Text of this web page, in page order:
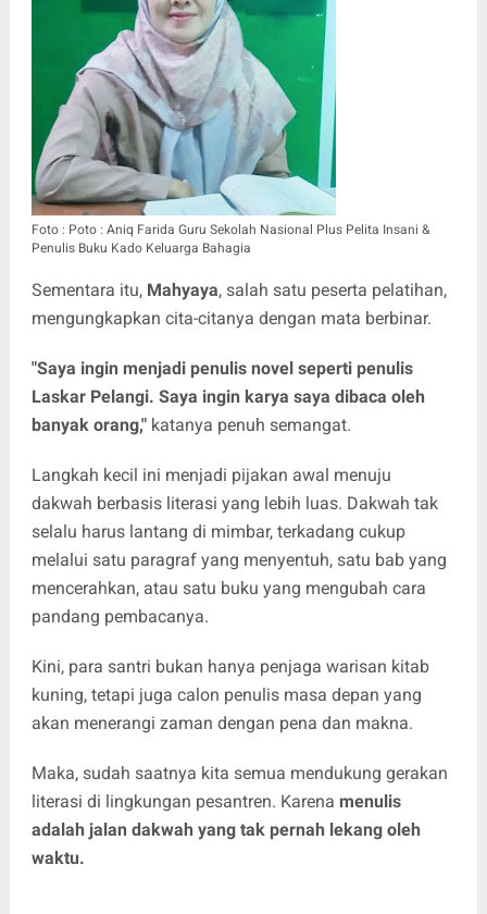
Foto : Poto : Aniq Farida Guru Sekolah Nasional Plus Pelita Insani &
Penulis Buku Kado Keluarga Bahagia
Sementara itu, Mahyaya, salah satu peserta pelatihan,
mengungkapkan cita-citanya dengan mata berbinar.
"Saya ingin menjadi penulis novel seperti penulis
Laskar Pelangi. Saya ingin karya saya dibaca oleh
banyak orang,"katanya penuh semangat.
Langkah kecil ini menjadi pijakan awal menuju
dakwah berbasis literasi yang lebih luas. Dakwah tak
selalu harus lantang di mimbar, terkadang cukup
melalui satu paragraf yang menyentuh, satu bab yang
mencerahkan, atau satu buku yang mengubah cara
pandang pembacanya.
Kini, para santri bukan hanya penjaga warisan kitab
kuning, tetapi juga calon penulis masa depan yang
akan menerangi zaman dengan pena dan makna.
Maka, sudah saatnya kita semua mendukung gerakan
literasi di lingkungan pesantren. Karena menulis
adalah jalan dakwah yang tak pernah lekang oleh
waktu.